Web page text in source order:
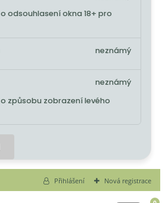
odsouhlasení okna 18+ pro
neznámý
způsobu zobrazení levého
neznámý
Přihlášení Nová registrace